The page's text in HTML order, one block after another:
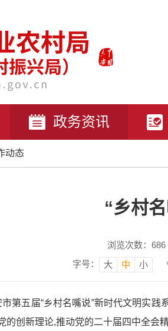
政务资讯
动态
“乡村
浏览次数： 686
字号：
大 中 小
市第五届“乡村名嘴说”新时代文明实
的创新理论,推动党的二十届四中全会